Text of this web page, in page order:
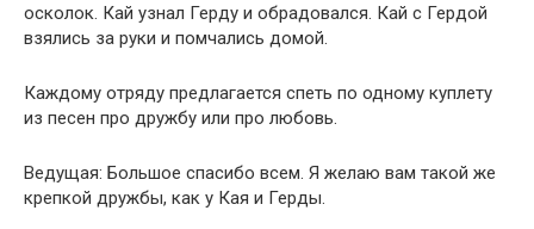
осколок. Кай узнал Герду и обрадовался. Кай с Гердой
взялись за руки и помчались домой.
Каждому отряду предлагается спеть по одному куплету
из песен про дружбу или про любовь.
Ведущая: Большое спасибо всем. Я желаю вам такой же
крепкой дружбы, как у Кая и Герды.